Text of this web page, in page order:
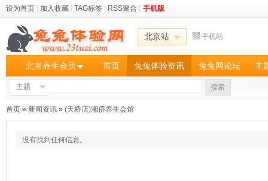
设为首页 加入收藏 TAG标签 RSS聚合 手机版
北京站 手机站
北京养生会所 首页 兔兔体验资讯 兔兔网论坛 主
主题 搜索
首页 » 新闻资讯 » (天桥店)湘侨养生会馆
没有找到任何信息。